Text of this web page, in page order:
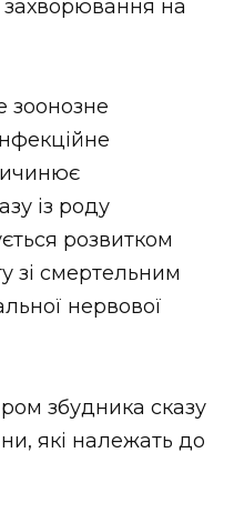
на
зоонозне
із роду
розвитком
зі смертельним
нервової
збудника сказу
які належать до